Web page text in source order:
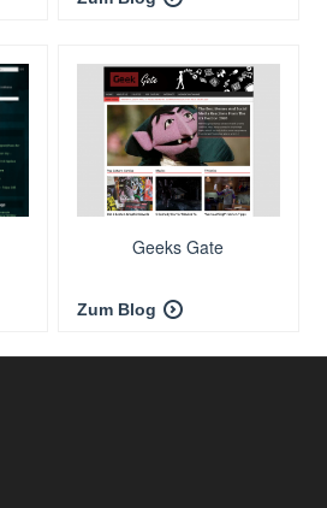
Geeks Gate
Zum Blog